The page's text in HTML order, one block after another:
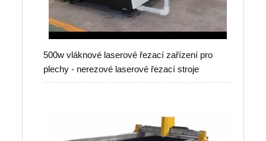
500w vláknové laserové řezací zařízení pro
plechy - nerezové laserové řezací stroje